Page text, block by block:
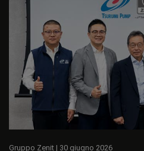
Gruppo Zenit | 30 giugno 2026